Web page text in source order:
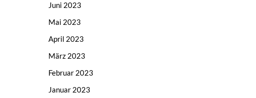
Juni 2023
Mai 2023
April 2023
März 2023
Februar 2023
Januar 2023